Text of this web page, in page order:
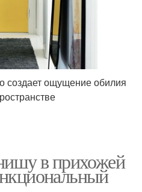
создает ощущение обилия
в прихожей